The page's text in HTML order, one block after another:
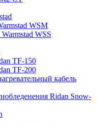
WSM
WSS
TF-150
TF-200
кабель
Ridan Snow-